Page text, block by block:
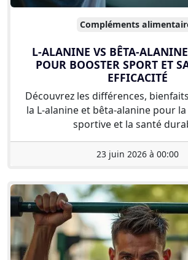
Compléments
L-ALANINE VS BÊTA-ALANINE
POUR BOOSTER SPORT ET
EFFICACITÉ
Découvrez les différences,
la L-alanine et bêta-alanine pour
sportive et la santé
23 juin 2026 à 00:00